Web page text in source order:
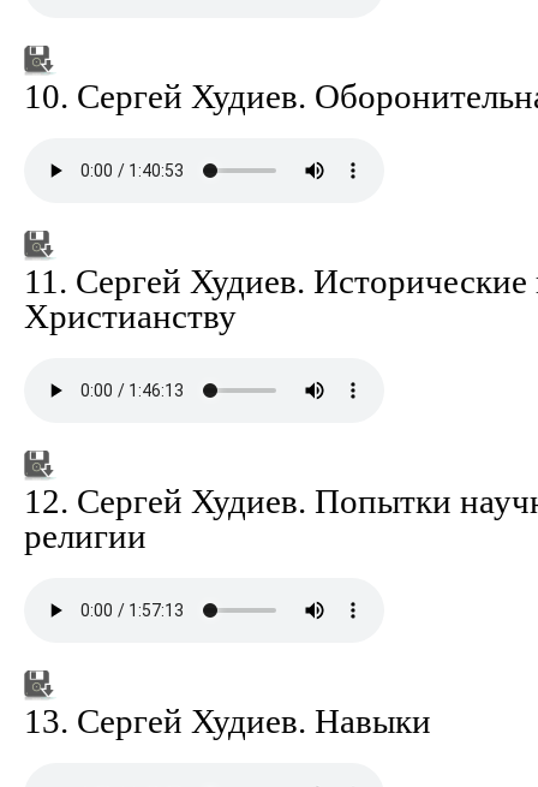
10. Сергей Худиев.
11. Сергей Худиев. Исторические
Христианству
12. Сергей Худиев. Попытки
религии
13. Сергей Худиев. Навыки